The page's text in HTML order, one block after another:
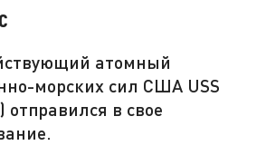
атомный
морских сил США USS
отправился в свое